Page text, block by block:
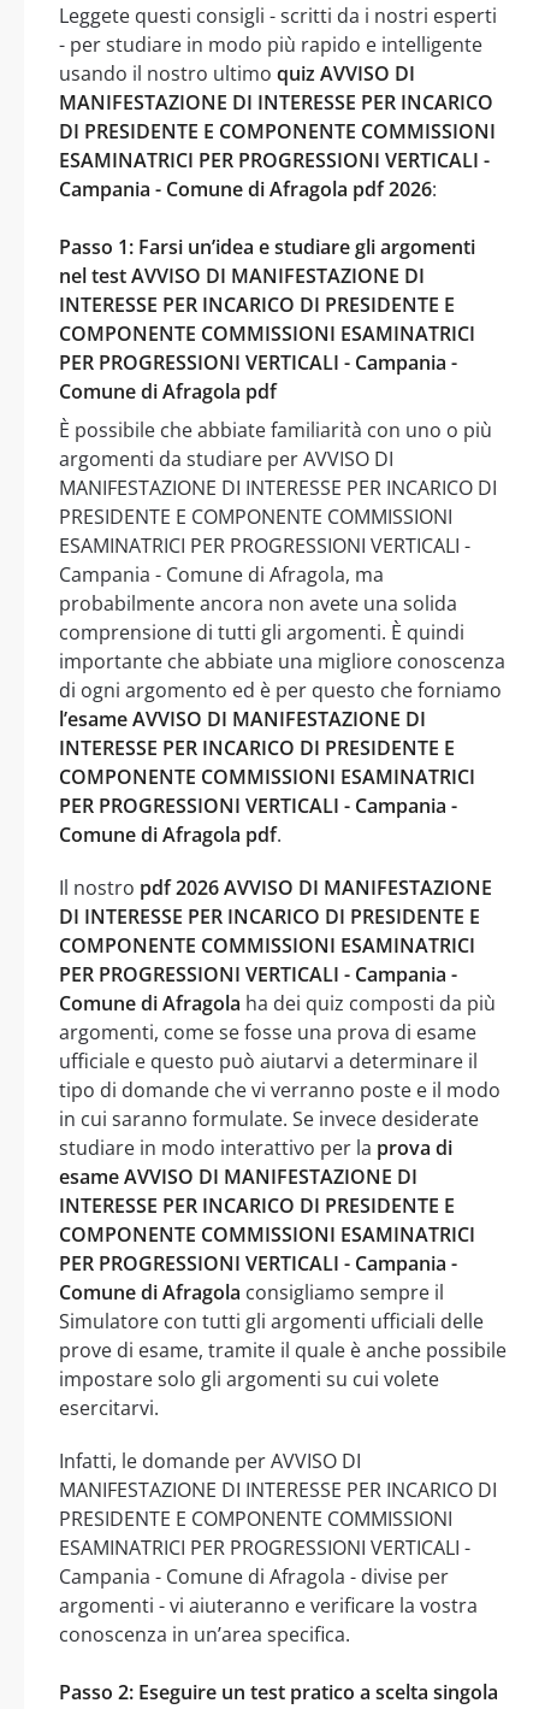
Leggete questi consigli - scritti da i nostri esperti
- per studiare in modo più rapido e intelligente
usando il nostro ultimo quiz AVVISO DI
MANIFESTAZIONE DI INTERESSE PER INCARICO
DI PRESIDENTE E COMPONENTE COMMISSIONI
ESAMINATRICI PER PROGRESSIONI VERTICALI -
Campania - Comune di Afragola pdf 2026:
Passo 1: Farsi un’idea e studiare gli argomenti
nel test AVVISO DI MANIFESTAZIONE DI
INTERESSE PER INCARICO DI PRESIDENTE E
COMPONENTE COMMISSIONI ESAMINATRICI
PER PROGRESSIONI VERTICALI - Campania -
Comune di Afragola pdf
È possibile che abbiate familiarità con uno o più
argomenti da studiare per AVVISO DI
MANIFESTAZIONE DI INTERESSE PER INCARICO DI
PRESIDENTE E COMPONENTE COMMISSIONI
ESAMINATRICI PER PROGRESSIONI VERTICALI -
Campania - Comune di Afragola, ma
probabilmente ancora non avete una solida
comprensione di tutti gli argomenti. È quindi
importante che abbiate una migliore conoscenza
di ogni argomento ed è per questo che forniamo
l’esame AVVISO DI MANIFESTAZIONE DI
INTERESSE PER INCARICO DI PRESIDENTE E
COMPONENTE COMMISSIONI ESAMINATRICI
PER PROGRESSIONI VERTICALI - Campania -
Comune di Afragola pdf.
Il nostro pdf 2026 AVVISO DI MANIFESTAZIONE
DI INTERESSE PER INCARICO DI PRESIDENTE E
COMPONENTE COMMISSIONI ESAMINATRICI
PER PROGRESSIONI VERTICALI - Campania -
Comune di Afragola ha dei quiz composti da più
argomenti, come se fosse una prova di esame
ufficiale e questo può aiutarvi a determinare il
tipo di domande che vi verranno poste e il modo
in cui saranno formulate. Se invece desiderate
studiare in modo interattivo per la prova di
esame AVVISO DI MANIFESTAZIONE DI
INTERESSE PER INCARICO DI PRESIDENTE E
COMPONENTE COMMISSIONI ESAMINATRICI
PER PROGRESSIONI VERTICALI - Campania -
Comune di Afragola consigliamo sempre il
Simulatore con tutti gli argomenti ufficiali delle
prove di esame, tramite il quale è anche possibile
impostare solo gli argomenti su cui volete
esercitarvi.
Infatti, le domande per AVVISO DI
MANIFESTAZIONE DI INTERESSE PER INCARICO DI
PRESIDENTE E COMPONENTE COMMISSIONI
ESAMINATRICI PER PROGRESSIONI VERTICALI -
Campania - Comune di Afragola - divise per
argomenti - vi aiuteranno e verificare la vostra
conoscenza in un’area specifica.
Passo 2: Eseguire un test pratico a scelta singola